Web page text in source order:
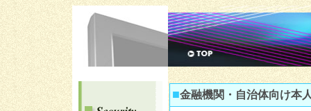
■金融機関・自治体向け本